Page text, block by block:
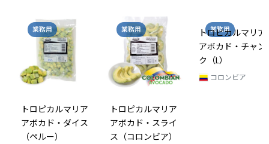
業務用
トロピカルマリア
アボカド・ダイス
（ペルー）
業務用
トロピカルマリア
アボカド・スライ
ス（コロンビア）
業務用
トロピカルマリア
アボカド・チャン
ク（L）
コロンビア